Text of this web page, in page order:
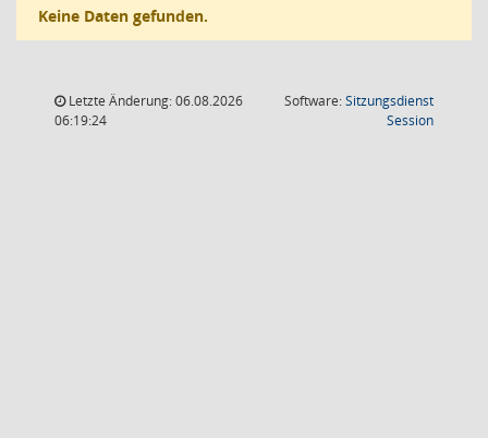
Keine Daten gefunden.
Letzte Änderung: 06.08.2026
06:19:24
Software:Sitzungsdienst
Session(Wird in